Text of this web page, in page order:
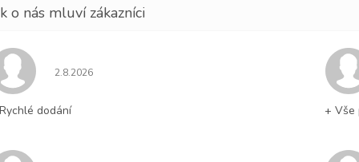
Hodnocení obchodu je 5 z 5 hvězdiček.
2.8.2026
dodání + Vše